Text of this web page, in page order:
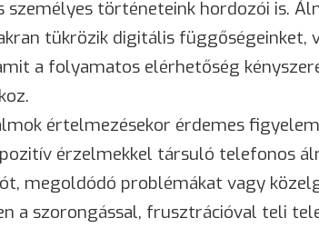
személyes történeteink hordozói is.
tükrözik digitális függőségeinket,
a folyamatos elérhetőség
értelmezésekor érdemes
érzelmekkel társuló telefonos
megoldódó problémákat vagy
a szorongással, frusztrációval teli